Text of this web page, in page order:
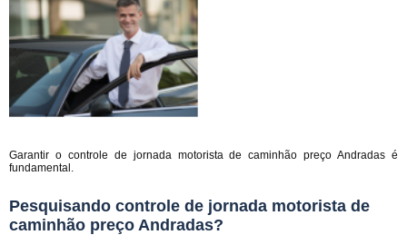
Garantir o controle de jornada motorista de caminhão preço Andradas é
fundamental.
Pesquisando controle de jornada motorista de
caminhão preço Andradas?